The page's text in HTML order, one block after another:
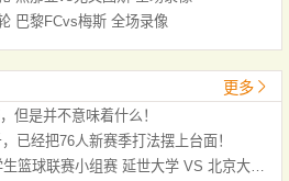
巴黎FCvs梅斯 全场录像
更多
但是并不意味着什么！
已经把76人新赛季打法摆上台面！